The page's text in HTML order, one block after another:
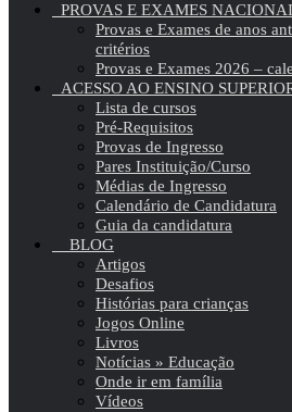
PROVAS E EXAMES
Provas e Exames de anos
critérios
Provas e Exames 2026 –
ACESSO AO ENSINO
Lista de cursos
Pré-Requisitos
Provas de Ingresso
Pares Instituição/Curso
Médias de Ingresso
Calendário de Candidatura
Guia da candidatura
BLOG
Artigos
Desafios
Histórias para crianças
Jogos Online
Livros
Notícias » Educação
Onde ir em família
Vídeos